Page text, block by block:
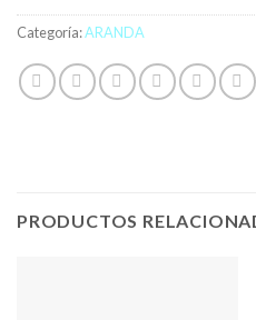
Categoría:ARANDA
PRODUCTOS